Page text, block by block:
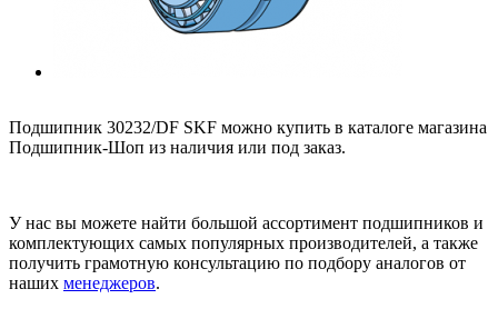
Подшипник 30232/DF SKF можно купить в каталоге магазина
Подшипник-Шоп из наличия или под заказ.
У нас вы можете найти большой ассортимент подшипников и
комплектующих самых популярных производителей, а также
получить грамотную консультацию по подбору аналогов от
наших менеджеров.